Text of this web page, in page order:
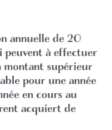
annuelle de 20
peuvent à effectuer
montant supérieur
pour une année
en cours au
acquiert de